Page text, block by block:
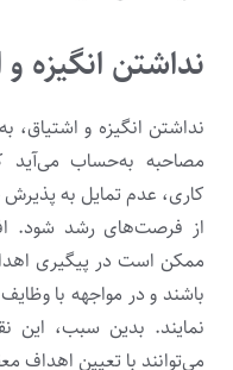
نداشتن انگیزه
نداشتن انگیزه و
مصاحبه به‌حساب می‌آید
کاری، عدم تمایل به
از فرصت‌های رشد شود.
ممکن است در پیگیری
باشند و در مواجهه با
نمایند. بدین سبب، این
می‌توانند با تعیین اهداف